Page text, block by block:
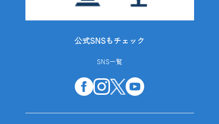
公式SNSもチェック
SNS一覧